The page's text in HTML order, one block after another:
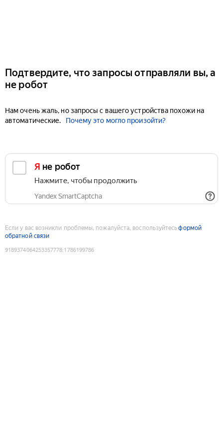
Подтвердите, что запросы отправляли вы, а
не робот
Нам очень жаль, но запросы с вашего устройства похожи на
автоматические.
Почему это могло произойти?
Я не робот
Нажмите, чтобы продолжить
Yandex SmartCaptcha
Если у вас возникли проблемы, пожалуйста, воспользуйтесьформой
обратной связи
9189374064253357778:1786199786